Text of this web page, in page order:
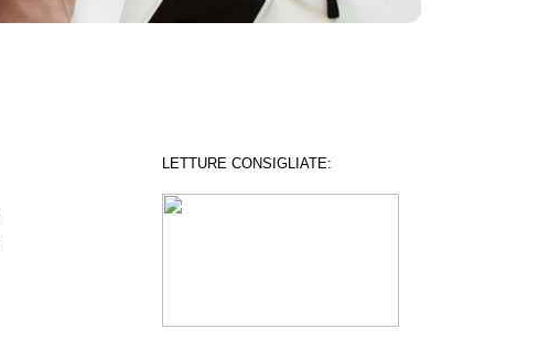
LETTURE CONSIGLIATE: